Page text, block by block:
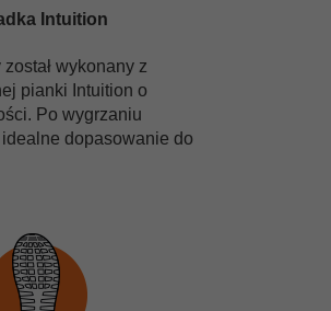
Intuition
wykonany z
pianki Intuition o
Po wygrzaniu
dopasowanie do